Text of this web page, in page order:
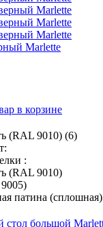
Marlette
в корзине
(RAL 9010) (6)
:
(RAL 9010)
патина (сплошная)